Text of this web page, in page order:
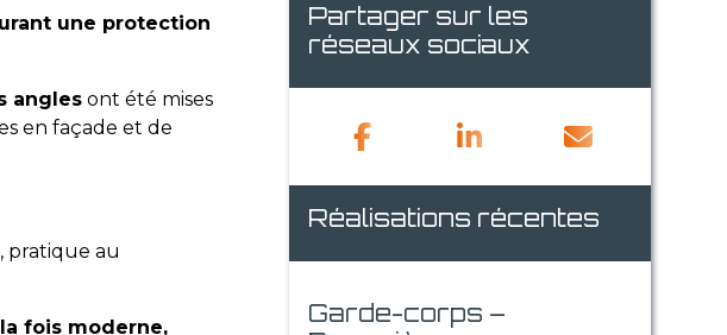
une protection
angles ont été mises
en façade et de
, pratique au
fois moderne,
Partager sur les
réseaux sociaux
Réalisations récentes
Garde-corps –